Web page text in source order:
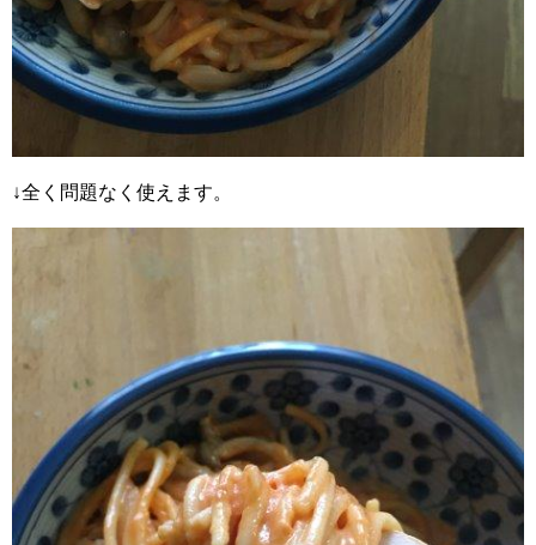
↓全く問題なく使えます。